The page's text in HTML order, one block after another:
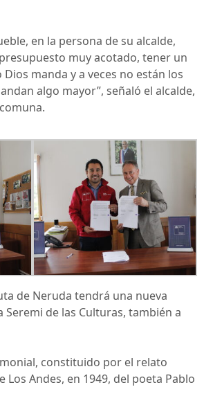
en la persona de su alcalde,
muy acotado, tener un
manda y a veces no están los
algo mayor”, señaló el alcalde,
de Neruda tendrá una nueva
de las Culturas, también a
constituido por el relato
Andes, en 1949, del poeta Pablo